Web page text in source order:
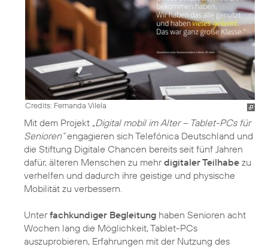
Credits: Fernanda Vilela
Mit dem Projekt „Digital mobil im Alter – Tablet-PCs für
Senioren“engagieren sich Telefónica Deutschland und
die Stiftung Digitale Chancen bereits seit fünf Jahren
dafür, älteren Menschen zu mehrdigitaler Teilhabe zu
verhelfen und dadurch ihre geistige und physische
Mobilität zu verbessern.
Unterfachkundiger Begleitung haben Senioren acht
Wochen lang die Möglichkeit, Tablet-PCs
auszuprobieren, Erfahrungen mit der Nutzung des